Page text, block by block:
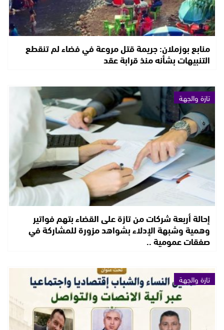
منابع بوزملان: جريمة قتل مروعة في فضاء لم تنقطع
التنبيهات بشأنه منذ قرابة عقد
تازة والجهة
إحالة أربعة شركات من تازة على القضاء بتهم فواتير
وهمية وشبهة الإدلاء بشواهد مزورة للمشاركة في
صفقات عمومية ..
تازة والجهة